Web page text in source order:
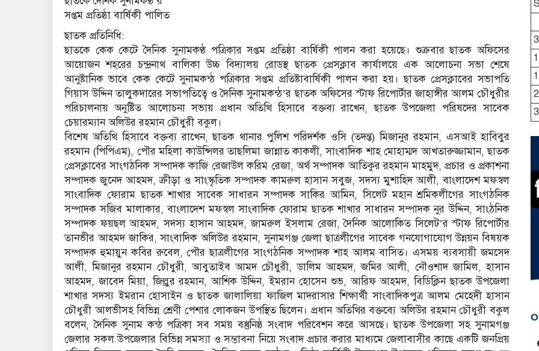
সপ্তম প্রতিষ্ঠা বার্ষিকী পালিত
ছাতক প্রতি‌নি‌ধি:
ছাত‌কে কেক কেটে দৈনিক সুনামকণ্ঠ পত্রিকার সপ্তম প্রতিষ্ঠা বার্ষিকী পালন করা হয়েছে। শুক্রবার ছাতক অ‌ফি‌সের
আয়োজন শহ‌রের চন্দ্রনাথ বা‌লিকা উচ্চ বিদ‌্যালয় রোডস্থ ছাতক প্রেসক্লাব কার্যাল‌য়ে এক আলোচনা সভা শেষে
আনুষ্টানিক ভাবে কেক কেটে সুনামকন্ঠ প‌ত্রিকার সপ্তম প্রতিষ্টাবার্ষিকী পালন করা হয়। ছাতক প্রেসক্লা‌বের সভাপতি
গিয়াস উ‌দ্দিন তালুকদা‌রের সভাপ‌তি‌ত্বে ও দৈনিক সুনামকন্ঠ’র ছাতক অফিসের স্টাফ ‌রি‌পোর্টার জাহাঙ্গীর আলম চৌধুরীর
প‌রিচালনায় অনু‌ষ্টিত আ‌লোচনা সভায় প্রধান অতিথি হিসাবে বক্তব্য রাখেন, ছাতক উপ‌জেলা পরিষদের সাবেক
চেয়ারম্যান অ‌লিউর রহমান চৌধুরী বকুল।
বিশেষ অতিথি হিসাবে বক্তব্য রাখেন, ছাতক থানার পুলিশ পরিদর্শক ও‌সি (তদন্ত) ‌মিজানুর রহমান, এসআই হা‌বিবুর
রহমান (পি‌পিএম), পৌর ম‌হিলা কাউ‌ন্সিলর তাছ‌লিমা জান্নাত কাকলী, সাংবাদিক শাহ মোহাম্মদ আখতারুজ্জামান, ছাতক
প্রেসক্লাবের সাংগঠ‌নিক সম্পাদক কাজি রেজাউল ক‌রিম রেজা, অর্থ সম্পাদক আ‌তিকুর রহমান মাহমুদ, প্রচার ও প্রকাশনা
সম্পাদক জু‌নেদ আহমদ, ক্রীড়া ও সাংস্কৃ‌তিক সম্পাদক কামরুল হাসান সবুজ, সদস‌্য মুশা‌হিদ আলী, বাংলা‌দেশ মফস্বল
সাংবা‌দিক ফোরাম ছাতক শাখার সা‌বেক সাধারন সম্পাদক সা‌কির আ‌মিন, সিলেট মহান শ্রমিকলী‌গের সাংগঠ‌নিক
সম্পাদক স‌জিব মালাকার, বাংলা‌দেশ মফস্বল সাংবা‌দিক ফোরাম ছাতক শাখার সাধারন সম্পাদক নুর উ‌দ্দিন, সাংঠ‌নিক
সম্পাদক ফয়ছল আহমদ, সদস‌্য হাসান আহমদ, জামরুল ইসলাম রেজা, দৈ‌নিক আ‌লো‌কিত সি‌লেট’র স্টাফ রি‌পোর্টার
তান‌ভীর আহমদ জা‌কির, সাংবাদিক অলিউর রহমান, সুনামগঞ্জ জেলা ছাত্রলী‌গের সা‌বেক গন‌যোগা‌যোগ উন্নয়ন বিষয়ক
সম্পাদক হুমায়ুন ক‌বির রু‌বেল, পৌর ছাত্রলী‌গের সাংগঠ‌নিক সম্পাদক শাহ আলম বা‌সিত। এসময় ব‌্যবসায়ী জম‌সেদ
আলী, মিজানুর রহমান চৌধুরী, আবুতাইব আমদ চৌধুরী, ডা‌লিম আহমদ, জ‌মির আলী, নৌওশাদ জা‌মিল, হাসান
আহমদ, জা‌বেদ মিয়া, জিল্লুর রহমান, আ‌শিক উ‌দ্দিন, ইমরান হো‌সেন শুভ, আ‌রিফ আহমদ, বি‌ডি‌ক্লিন ছাতক উপ‌জেলা
শাখার সদস‌্য ইমরান হোসাইন ও ছাতক জালা‌লিয়া ফা‌জিল মাদরাসার শিক্ষার্থী সাংবাদিকপুত্র আলম মে‌হেদী হাসান
চৌধুরী আলভীসহ বি‌ভিন্ন শ্রেণী পেশার লোকজন উপ‌স্থিত ছি‌লেন। প্রধান অতিথির বক্তব্যে অলিউর রহমান চৌধুরী বকুল
বলেন, দৈনিক সুনাম কন্ঠ পত্রিকা সব সময় বস্তুনিষ্ঠ সংবাদ পরিবেশন করে আস‌ছে। ছাতক উপ‌জেলা সহ সুনামগঞ্জ
জেলার সকল উপ‌জেলার বি‌ভিন্ন সমস্যা ও সম্ভাবনা নিয়ে সংবাদ প্রচার করার মাধ্যমে জেলাবাসীর কাছে একটি জনপ্রিয়
S
3